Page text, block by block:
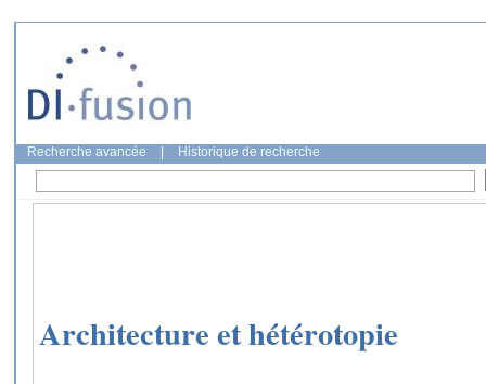
Recherche avancée Historique de recherche
Architecture et hétérotopie